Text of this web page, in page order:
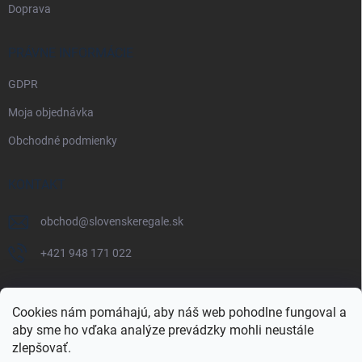
Cookies nám pomáhajú, aby náš web pohodlne fungoval a
aby sme ho vďaka analýze prevádzky mohli neustále
zlepšovať.
Doprava
PRÁVNE INFORMÁCIE
GDPR
Moja objednávka
Obchodné podmienky
KONTAKT
obchod@slovenskeregale.sk
+421 948 171 022
Najnakup.sk Heureka.sk Pricemania.sk